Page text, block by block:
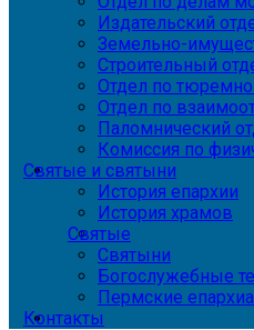
Издательский
Земельно-
Строительный
Отдел по
Отдел по
Паломнический
Комиссия по
Святые и святыни
История епархии
История храмов
Святые
Святыни
Богослужебные
Пермские
Контакты